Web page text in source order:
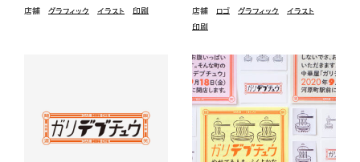
店舗 グラフィック イラスト 印刷 店舗 ロゴ グラフィック
イラスト
印刷